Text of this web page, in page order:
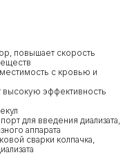
повышает скорость
с кровью и
высокую эффективность
для введения диализата,
аппарата
сварки колпачка,